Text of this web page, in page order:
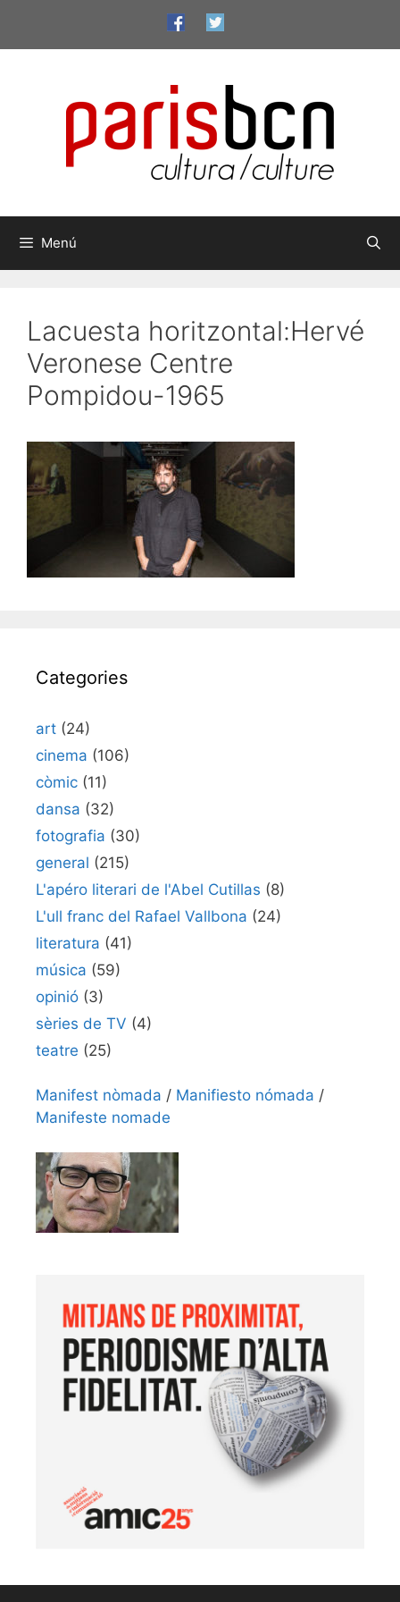
contingut
Menú
Lacuesta horitzontal:Hervé
Veronese Centre
Pompidou-1965
Categories
art (24)
cinema (106)
còmic (11)
dansa (32)
fotografia (30)
general (215)
L'apéro literari de l'Abel Cutillas (8)
L'ull franc del Rafael Vallbona (24)
literatura (41)
música (59)
opinió (3)
sèries de TV (4)
teatre (25)
Manifest nòmada / Manifiesto nómada /
Manifeste nomade